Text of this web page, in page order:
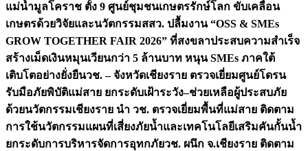
แม่น้ำมูลโคราช ตั้ง 9 ศูนย์ชุมชนเกษตรรักษ์โลก ขับเคลื่อน
เกษตรด้วยวิจัยและนวัตกรรมสสว. ปลื้มงาน “OSS & SMEs
GROW TOGETHER FAIR 2026” ที่สงขลาประสบความสำเร็จ
สร้างเม็ดเงินหมุนเวียนกว่า 5 ล้านบาท หนุน SMEs ภาคใต้
เติบโตอย่างยั่งยืนวช. – จังหวัดเชียงราย ตรวจเยี่ยมศูนย์โดรน
รับมือภัยพิบัติแม่สาย ยกระดับเฝ้าระวัง–ช่วยเหลือผู้ประสบภัย
ด้วยนวัตกรรมเชียงราย นำ วช. ตรวจเยี่ยมพื้นที่แม่สาย ติดตาม
การใช้นวัตกรรมแผนที่เสี่ยงภัยน้ำและเทคโนโลยีเสริมคันกั้นน้ำ
ยกระดับการบริหารจัดการอุทกภัยวช. ผนึก จ.เชียงราย ติดตาม